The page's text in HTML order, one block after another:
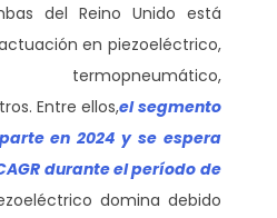
del Reino Unido está
en piezoeléctrico,
Entre ellos,el segmento
en 2024 y se espera
durante el período de
domina debido